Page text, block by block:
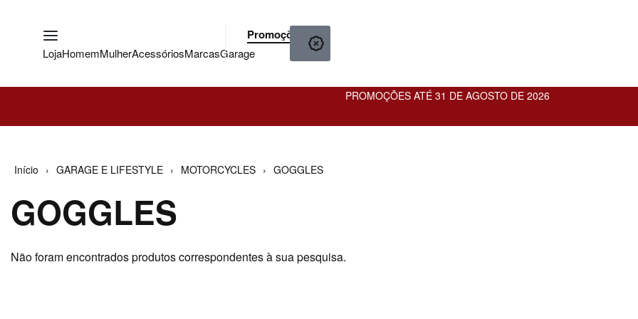
LojaHomemMulherAcessóriosMarcasGarage
Promoções
PROMOÇÕES ATÉ 31 DE AGOSTO DE 2026
Início › GARAGE E LIFESTYLE › MOTORCYCLES › GOGGLES
GOGGLES
Não foram encontrados produtos correspondentes à sua pesquisa.